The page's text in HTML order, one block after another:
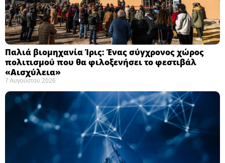
Παλιά βιομηχανία Ίρις: Ένας σύγχρονος χώρος
πολιτισμού που θα φιλοξενήσει το φεστιβάλ
«Αισχύλεια» ​
7 Αυγούστου 2026